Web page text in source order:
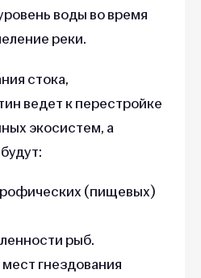
воды во время
реки.
стока,
ведет к перестройке
экосистем, а
(пищевых)
рыб.
гнездования